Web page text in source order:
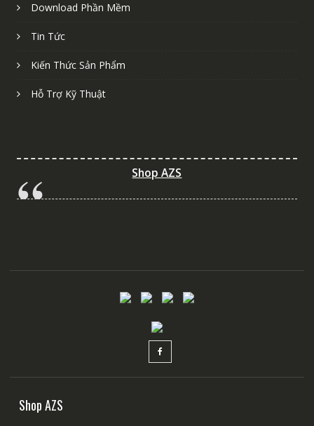
Download Phần Mềm
Tin Tức
Kiến Thức Sản Phẩm
Hỗ Trợ Kỹ Thuật
Shop AZS
Shop AZS